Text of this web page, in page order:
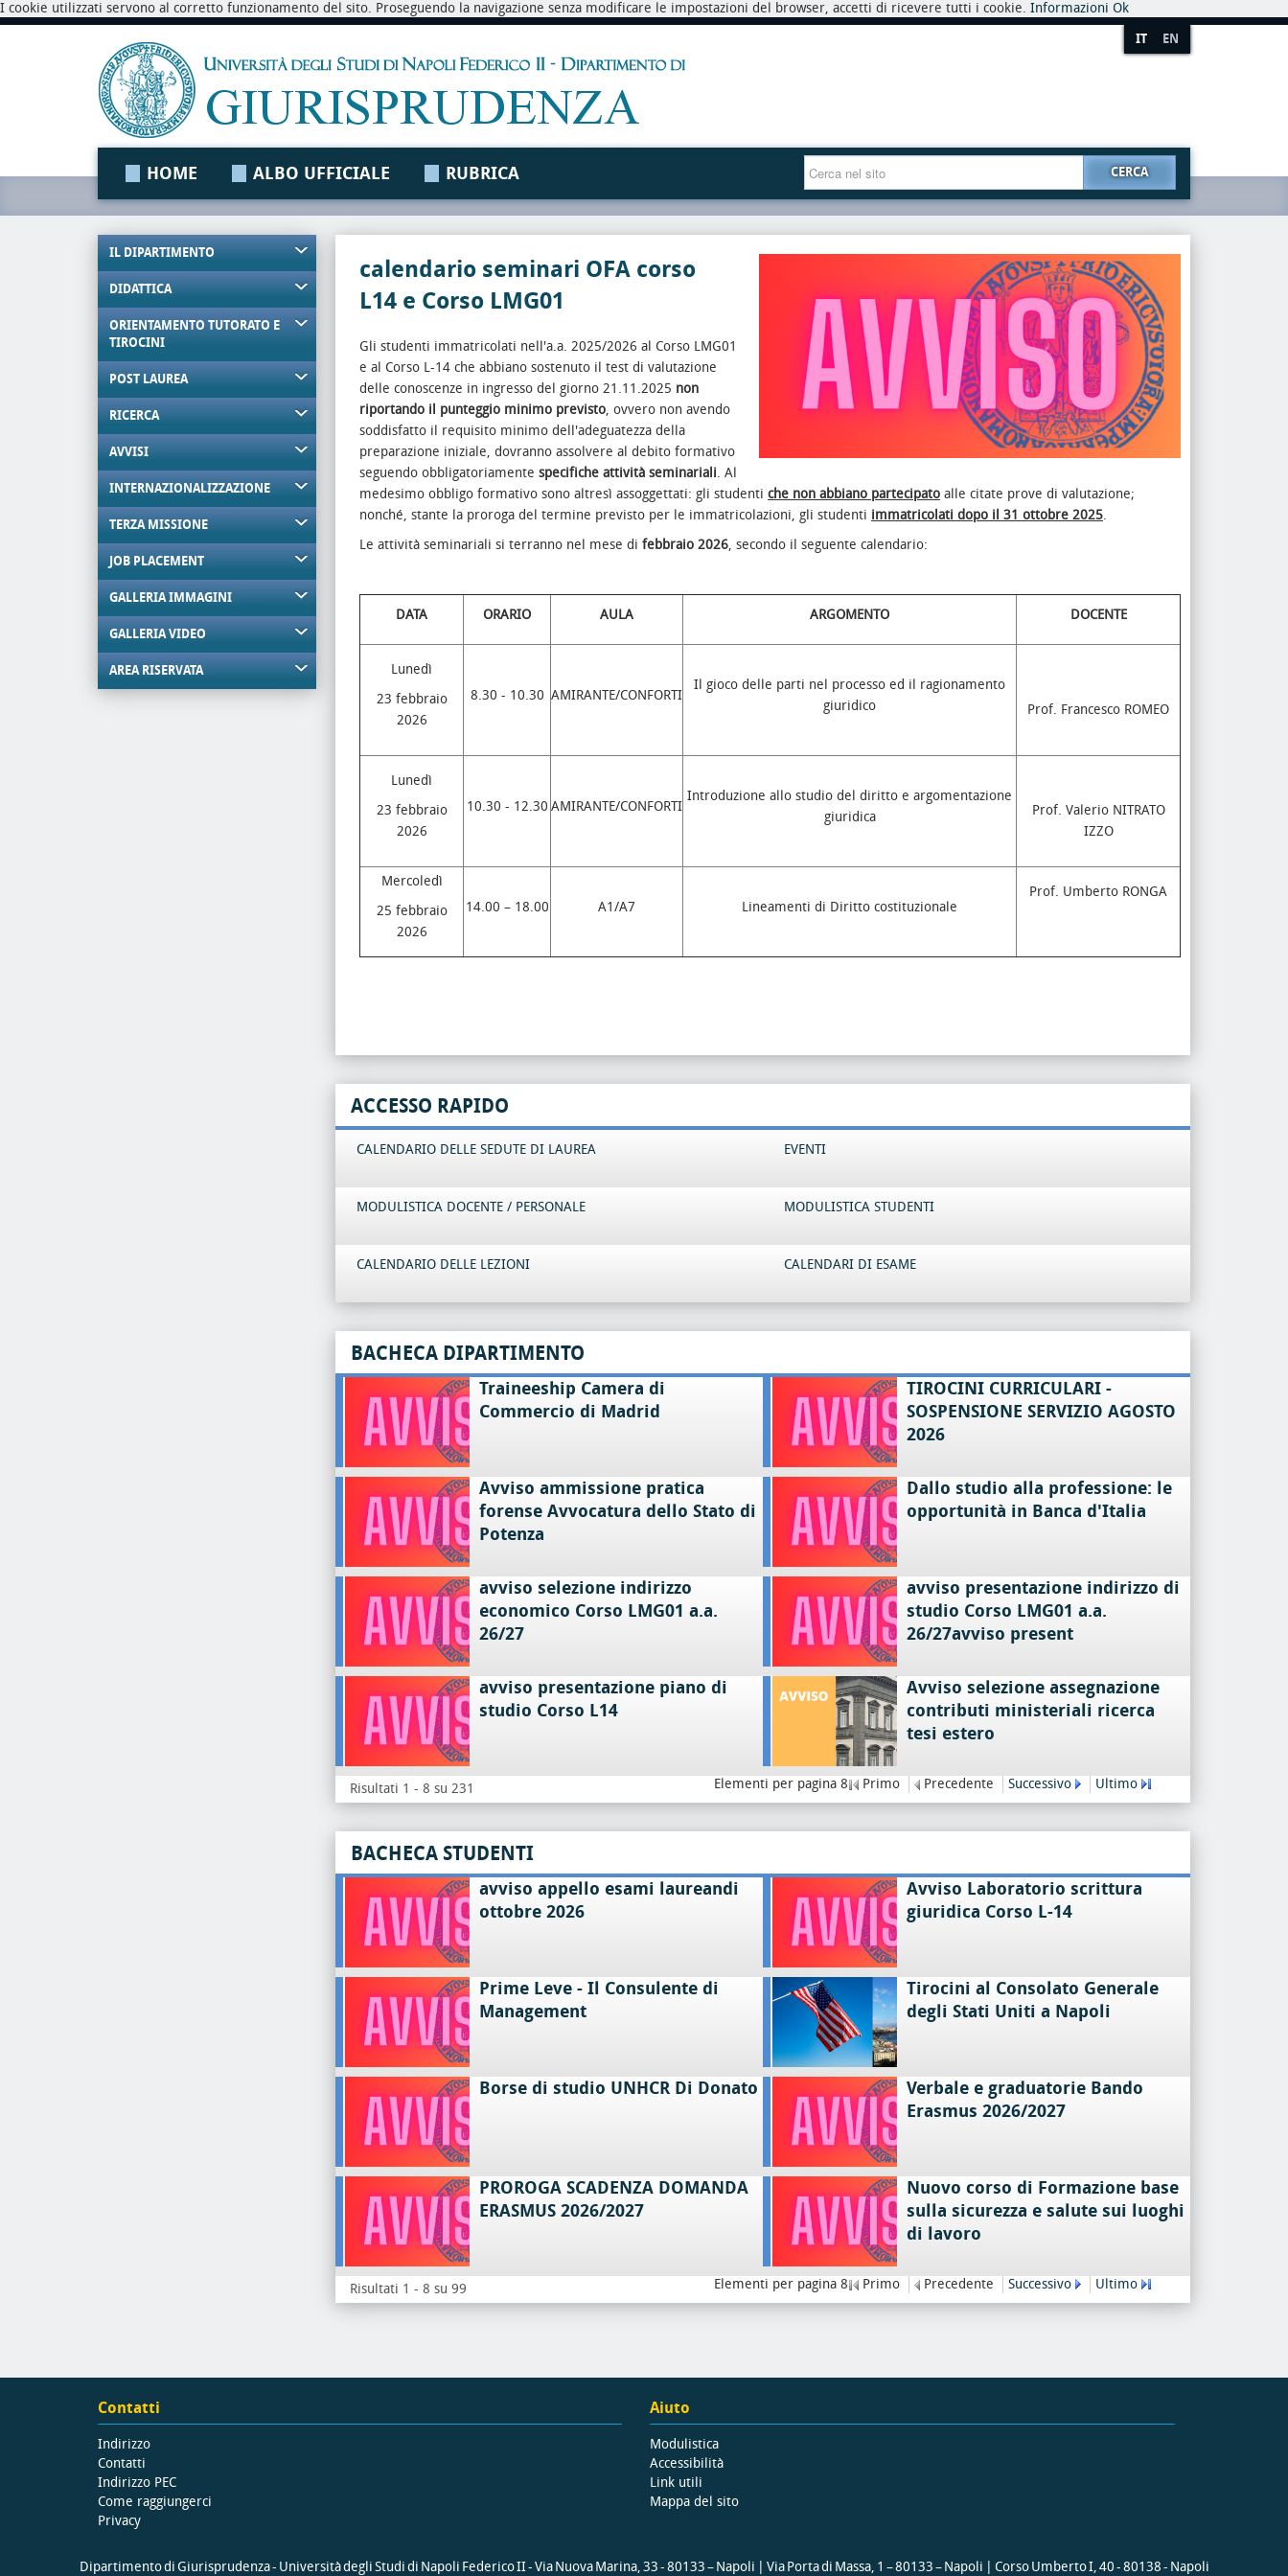
I cookie utilizzati servono al corretto funzionamento del sito. Proseguendo la navigazione senza modificare le impostazioni del browser, accetti di ricevere tutti i cookie. Informazioni Ok
IT EN
HOME ALBO UFFICIALE RUBRICA CERCA
IL DIPARTIMENTO
DIDATTICA
ORIENTAMENTO TUTORATO E
TIROCINI
POST LAUREA
RICERCA
AVVISI
INTERNAZIONALIZZAZIONE
TERZA MISSIONE
JOB PLACEMENT
GALLERIA IMMAGINI
GALLERIA VIDEO
AREA RISERVATA
calendario seminari OFA corso
L14 e Corso LMG01
Gli studenti immatricolati nell'a.a. 2025/2026 al Corso LMG01
e al Corso L-14 che abbiano sostenuto il test di valutazione
delle conoscenze in ingresso del giorno 21.11.2025 non
riportando il punteggio minimo previsto, ovvero non avendo
soddisfatto il requisito minimo dell'adeguatezza della
preparazione iniziale, dovranno assolvere al debito formativo
seguendo obbligatoriamente specifiche attività seminariali. Al
medesimo obbligo formativo sono altresì assoggettati: gli studenti che non abbiano partecipato alle citate prove di valutazione;
nonché, stante la proroga del termine previsto per le immatricolazioni, gli studenti immatricolati dopo il 31 ottobre 2025.
Le attività seminariali si terranno nel mese di febbraio 2026, secondo il seguente calendario:
DATA ORARIO AULA ARGOMENTO DOCENTE
Lunedì
23 febbraio
2026
8.30 - 10.30 AMIRANTE/CONFORTI
Il gioco delle parti nel processo ed il ragionamento
giuridico
Prof. Francesco ROMEO
Lunedì
23 febbraio
2026
10.30 - 12.30 AMIRANTE/CONFORTI
Introduzione allo studio del diritto e argomentazione
giuridica
Prof. Valerio NITRATO
IZZO
Mercoledì
25 febbraio
2026
14.00 – 18.00 A1/A7 Lineamenti di Diritto costituzionale
Prof. Umberto RONGA
ACCESSO RAPIDO
CALENDARIO DELLE SEDUTE DI LAUREA EVENTI
MODULISTICA DOCENTE / PERSONALE MODULISTICA STUDENTI
CALENDARIO DELLE LEZIONI CALENDARI DI ESAME
BACHECA DIPARTIMENTO
Traineeship Camera di
Commercio di Madrid
TIROCINI CURRICULARI -
SOSPENSIONE SERVIZIO AGOSTO
2026
Avviso ammissione pratica
forense Avvocatura dello Stato di
Potenza
Dallo studio alla professione: le
opportunità in Banca d'Italia
avviso selezione indirizzo
economico Corso LMG01 a.a.
26/27
avviso presentazione indirizzo di
studio Corso LMG01 a.a.
26/27avviso present
avviso presentazione piano di
studio Corso L14
Avviso selezione assegnazione
contributi ministeriali ricerca
tesi estero
Risultati 1 - 8 su 231 Elementi per pagina 8 Primo Precedente Successivo Ultimo
BACHECA STUDENTI
avviso appello esami laureandi
ottobre 2026
Avviso Laboratorio scrittura
giuridica Corso L-14
Prime Leve - Il Consulente di
Management
Tirocini al Consolato Generale
degli Stati Uniti a Napoli
Borse di studio UNHCR Di Donato
Verbale e graduatorie Bando
Erasmus 2026/2027
PROROGA SCADENZA DOMANDA
ERASMUS 2026/2027
Nuovo corso di Formazione base
sulla sicurezza e salute sui luoghi
di lavoro
Risultati 1 - 8 su 99 Elementi per pagina 8 Primo Precedente Successivo Ultimo
Contatti
Indirizzo
Contatti
Indirizzo PEC
Come raggiungerci
Privacy
Aiuto
Modulistica
Accessibilità
Link utili
Mappa del sito
Dipartimento di Giurisprudenza - Università degli Studi di Napoli Federico II - Via Nuova Marina, 33 - 80133 – Napoli | Via Porta di Massa, 1 – 80133 – Napoli | Corso Umberto I, 40 - 80138 - Napoli